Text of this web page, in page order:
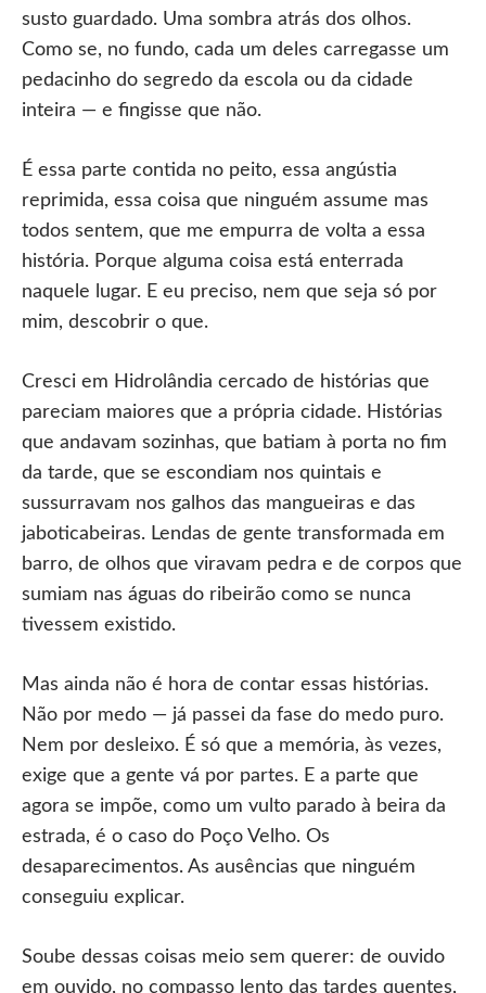
susto guardado. Uma sombra atrás dos olhos.
Como se, no fundo, cada um deles carregasse um
pedacinho do segredo da escola ou da cidade
inteira — e fingisse que não.
É essa parte contida no peito, essa angústia
reprimida, essa coisa que ninguém assume mas
todos sentem, que me empurra de volta a essa
história. Porque alguma coisa está enterrada
naquele lugar. E eu preciso, nem que seja só por
mim, descobrir o que.
Cresci em Hidrolândia cercado de histórias que
pareciam maiores que a própria cidade. Histórias
que andavam sozinhas, que batiam à porta no fim
da tarde, que se escondiam nos quintais e
sussurravam nos galhos das mangueiras e das
jaboticabeiras. Lendas de gente transformada em
barro, de olhos que viravam pedra e de corpos que
sumiam nas águas do ribeirão como se nunca
tivessem existido.
Mas ainda não é hora de contar essas histórias.
Não por medo — já passei da fase do medo puro.
Nem por desleixo. É só que a memória, às vezes,
exige que a gente vá por partes. E a parte que
agora se impõe, como um vulto parado à beira da
estrada, é o caso do Poço Velho. Os
desaparecimentos. As ausências que ninguém
conseguiu explicar.
Soube dessas coisas meio sem querer: de ouvido
em ouvido, no compasso lento das tardes quentes,